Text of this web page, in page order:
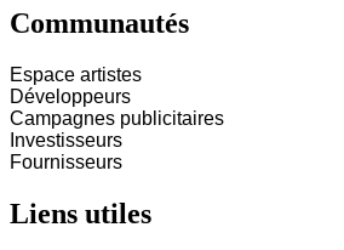
Communautés
Espace artistes
Développeurs
Campagnes publicitaires
Investisseurs
Fournisseurs
Liens utiles